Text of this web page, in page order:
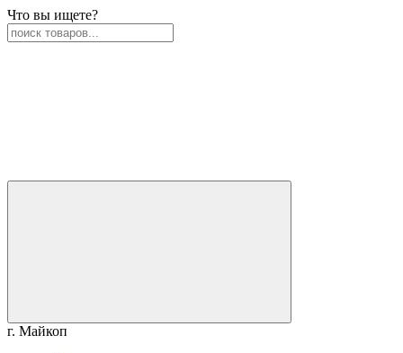
Что вы ищете?
г. Майкоп